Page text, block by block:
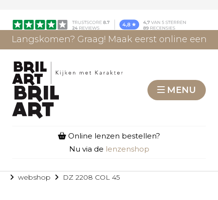
Langskomen? Graag! Maak eerst online een
MENU
Online lenzen bestellen?
Nu via de lenzenshop
webshop DZ 2208 COL 45